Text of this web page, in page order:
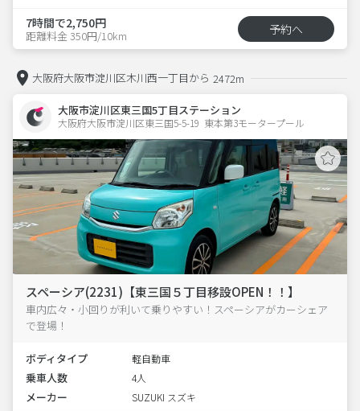
7時間で2,750円
距離料金 350円/10km 予約へ
大阪府大阪市淀川区木川西一丁目から 2472m
大阪市淀川区東三国5丁目ステーション
大阪府大阪市淀川区東三国5-5-19  東本第3モータープール
スペーシア(2231)【東三国５丁目移設OPEN！！】
車内広々・小回りが利いて乗りやすい！スペーシアがカーシェア
で登場！
ボディタイプ 軽自動車
乗車人数 4人
メーカー SUZUKI スズキ